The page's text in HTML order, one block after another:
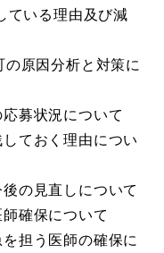
いる理由及び減
原因分析と対策に
募状況について
ておく理由につい
の見直しについて
確保について
担う医師の確保に